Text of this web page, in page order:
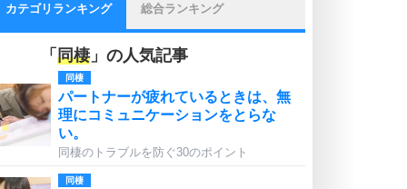
カテゴリランキング 総合ランキング
「 同棲」の人気記事
同棲
パートナーが疲れているときは、無
理にコミュニケーションをとらな
い。
同棲のトラブルを防ぐ30のポイント
同棲